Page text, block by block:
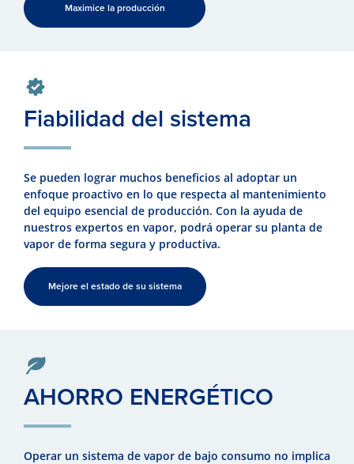
Maximice la producción
Fiabilidad del sistema
Se pueden lograr muchos beneficios al adoptar un
enfoque proactivo en lo que respecta al mantenimiento
del equipo esencial de producción. Con la ayuda de
nuestros expertos en vapor, podrá operar su planta de
vapor de forma segura y productiva.
Mejore el estado de su sistema
AHORRO ENERGÉTICO
Operar un sistema de vapor de bajo consumo no implica